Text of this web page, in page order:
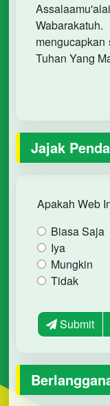
Tuhan Yang
Jajak
Apakah Web
Biasa Saja
Iya
Mungkin
Tidak
Submit